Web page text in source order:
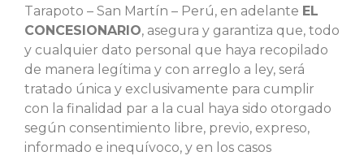
Tarapoto – San Martín – Perú, en adelante EL
CONCESIONARIO, asegura y garantiza que, todo
y cualquier dato personal que haya recopilado
de manera legítima y con arreglo a ley, será
tratado única y exclusivamente para cumplir
con la finalidad par a la cual haya sido otorgado
según consentimiento libre, previo, expreso,
informado e inequívoco, y en los casos